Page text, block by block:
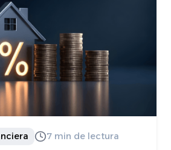
7 min de lectura